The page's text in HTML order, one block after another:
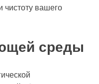
чистоту вашего
среды